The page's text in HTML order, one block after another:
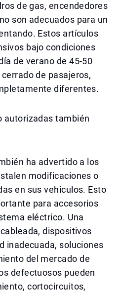
de gas, encendedores
son adecuados para un
Estos artículos
bajo condiciones
de verano de 45-50
de pasajeros,
diferentes.
autorizadas también
ha advertido a los
modificaciones o
en sus vehículos. Esto
para accesorios
eléctrico. Una
dispositivos
inadecuada, soluciones
del mercado de
defectuosos pueden
cortocircuitos,